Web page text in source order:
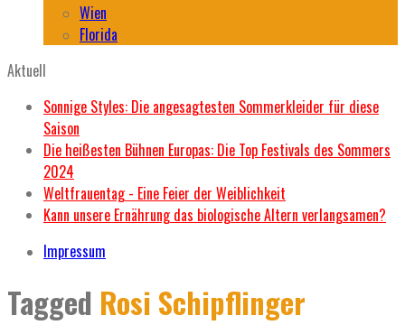
Wien
Florida
Aktuell
Sonnige Styles: Die angesagtesten Sommerkleider für diese
Saison
Die heißesten Bühnen Europas: Die Top Festivals des Sommers
2024
Weltfrauentag - Eine Feier der Weiblichkeit
Kann unsere Ernährung das biologische Altern verlangsamen?
Impressum
Tagged Rosi Schipflinger